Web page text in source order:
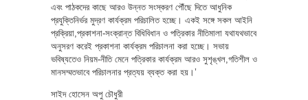
এবং পাঠকদের কাছে আরও উন্নত সংস্করণ পৌঁছে দিতে আধুনিক
প্রযুক্তিনির্ভর মুদ্রণ কার্যক্রম পরিচালিত হচ্ছে। একই সঙ্গে সকল আইনি
প্রক্রিয়া,প্রকাশনা-সংক্রান্ত বিধিবিধান ও পত্রিকার নীতিমালা যথাযথভাবে
অনুসরণ করেই প্রকাশনা কার্যক্রম পরিচালনা করা হচ্ছে। সভায়
ভবিষ্যতেও নিয়ম-নীতি মেনে পত্রিকার কার্যক্রম আরও সুশৃঙ্খল,গতিশীল ও
মানসম্মতভাবে পরিচালনার প্রত্যয় ব্যক্ত করা হয়।’
সাইদ হোসেন অপু চৌধুরী